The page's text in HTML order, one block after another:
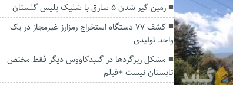
زمین گیر شدن ۵ سارق با شلیک پلیس گلستان
کشف ۷۷ دستگاه استخراج رمز‌ارز غیرمجاز در یک
واحد تولیدی
مشکل ریزگردها در گنبدکاووس دیگر فقط مختص
تابستان نیست +فیلم